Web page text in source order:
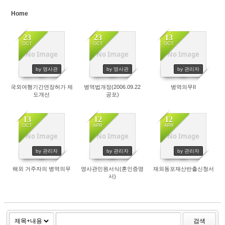
Home
No Image
23
OCT
by 영사관
4284
국외여행기간연장허가 제
도개선
No Image
23
OCT
by 영사관
4177
병역법개정(2006.09.22
공포)
No Image
13
OCT
by 관리자
4695
병역의무II
No Image
13
OCT
by 관리자
6030
해외 거주자의 병역의무
No Image
12
APR
by 관리자
5396
영사관민원서식(혼인증명
서)
No Image
12
APR
by 관리자
6052
재외동포재산반출신청서
검색
Sketchbook5, 스케치북5
Sketchbook5, 스케치북5